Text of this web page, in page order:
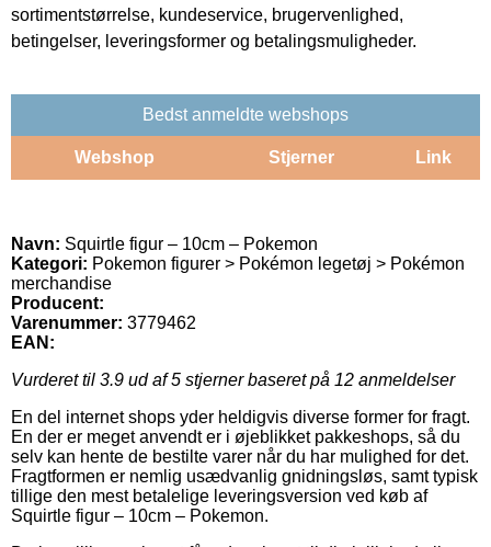
sortimentstørrelse, kundeservice, brugervenlighed,
betingelser, leveringsformer og betalingsmuligheder.
Bedst anmeldte webshops
Webshop Stjerner Link
Navn: Squirtle figur – 10cm – Pokemon
Kategori: Pokemon figurer > Pokémon legetøj > Pokémon
merchandise
Producent:
Varenummer: 3779462
EAN:
Vurderet til 3.9 ud af 5 stjerner baseret på 12 anmeldelser
En del internet shops yder heldigvis diverse former for fragt.
En der er meget anvendt er i øjeblikket pakkeshops, så du
selv kan hente de bestilte varer når du har mulighed for det.
Fragtformen er nemlig usædvanlig gnidningsløs, samt typisk
tillige den mest betalelige leveringsversion ved køb af
Squirtle figur – 10cm – Pokemon.